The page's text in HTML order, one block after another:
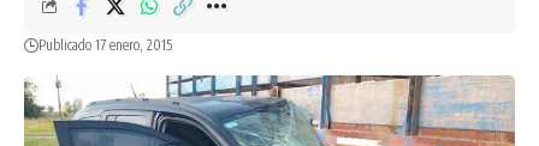
Publicado 17 enero, 2015